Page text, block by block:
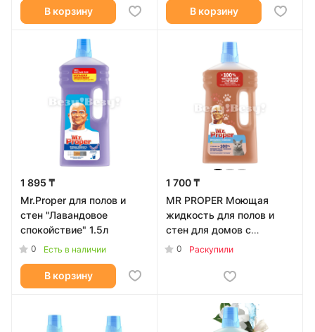
В корзину В корзину
1 895 ₸
Mr.Proper для полов и
стен "Лавандовое
cпокойствие" 1.5л
0 Есть в наличии
В корзину
1 700 ₸
MR PROPER Моющая
жидкость для полов и
стен для домов с
кошками Свежий Цитрус
0 Раскупили